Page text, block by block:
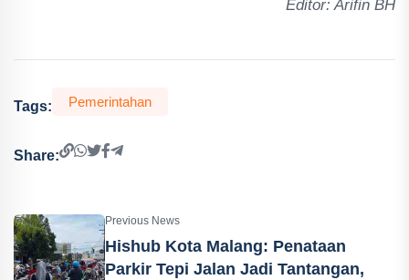
Editor: Arifin BH
Tags: Pemerintahan
Share:
Previous News
Hishub Kota Malang: Penataan
Parkir Tepi Jalan Jadi Tantangan,